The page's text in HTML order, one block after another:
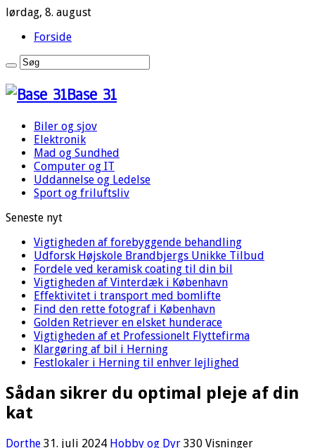
lørdag, 8. august
Forside
Base 31
Biler og sjov
Elektronik
Mad og Sundhed
Computer og IT
Uddannelse og Ledelse
Sport og friluftsliv
Seneste nyt
Vigtigheden af forebyggende behandling
Udforsk Højskole Brandbjergs Unikke Tilbud
Fordele ved keramisk coating til din bil
Vigtigheden af Vinterdæk i København
Effektivitet i transport med bomlifte
Find den rette fotograf i København
Golden Retriever en elsket hunderace
Vigtigheden af et Professionelt Flyttefirma
Klargøring af bil i Herning
Festlokaler i Herning til enhver lejlighed
Sådan sikrer du optimal pleje af din
kat
Dorthe 31. juli 2024 Hobby og Dyr 330 Visninger